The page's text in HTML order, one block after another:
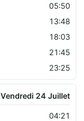
05:50
13:48
18:03
21:45
23:25
Vendredi 24 Juillet
04:21